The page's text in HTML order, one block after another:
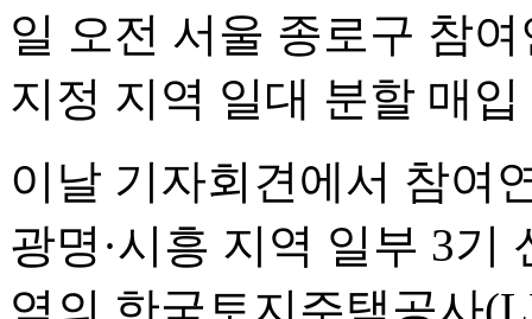
일 오전 서울 종로구 참
지정 지역 일대 분할 매
이날 기자회견에서 참여
광명·시흥 지역 일부 3기